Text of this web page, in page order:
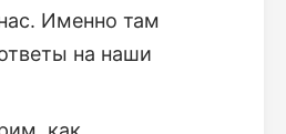
Именно там
на наши